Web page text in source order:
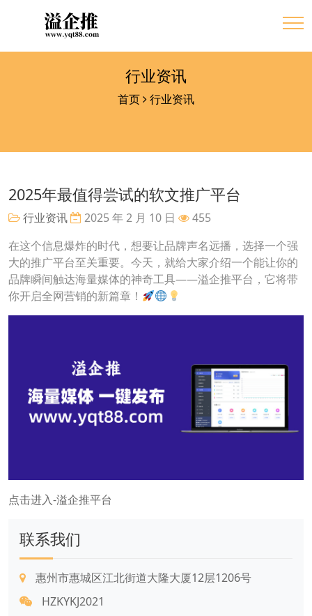
行业资讯
首页 行业资讯
2025年最值得尝试的软文推广平台
行业资讯 2025 年 2 月 10 日
455
在这个信息爆炸的时代，想要让品牌声名远播，选择一个强
大的推广平台至关重要。今天，就给大家介绍一个能让你的
品牌瞬间触达海量媒体的神奇工具——溢企推平台，它将带
你开启全网营销的新篇章！
点击进入-溢企推平台
联系我们
惠州市惠城区江北街道大隆大厦12层1206号
HZKYKJ2021